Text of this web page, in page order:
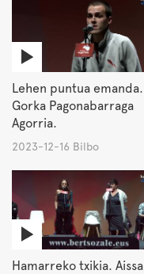
Lehen puntua emanda.
Gorka Pagonabarraga
Agorria.
2023-12-16 Bilbo
Hamarreko txikia. Aissa